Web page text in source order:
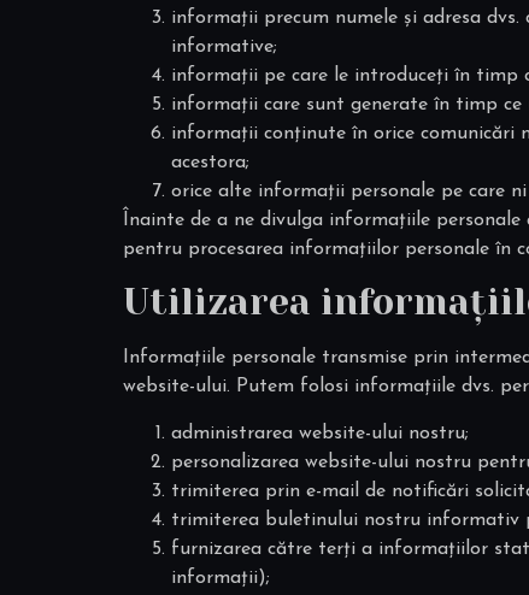
informații precum numele și adresa
informative;
informații pe care le introduceți în timp
informații care sunt generate în timp ce
informații conținute în orice comunicări
acestora;
orice alte informații personale pe care
Înainte de a ne divulga informațiile
pentru procesarea informațiilor personale în
Utilizarea
Informațiile personale transmise prin
website-ului. Putem folosi informațiile dvs.
administrarea website-ului nostru;
personalizarea website-ului nostru
trimiterea prin e-mail de notificări
trimiterea buletinului nostru informativ
furnizarea către terți a informațiilor
informații);